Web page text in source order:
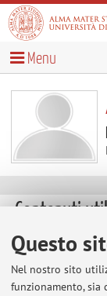
Questo
Nel nostro sito
funzionamento, sia
Menu
Contenuti
Al momento